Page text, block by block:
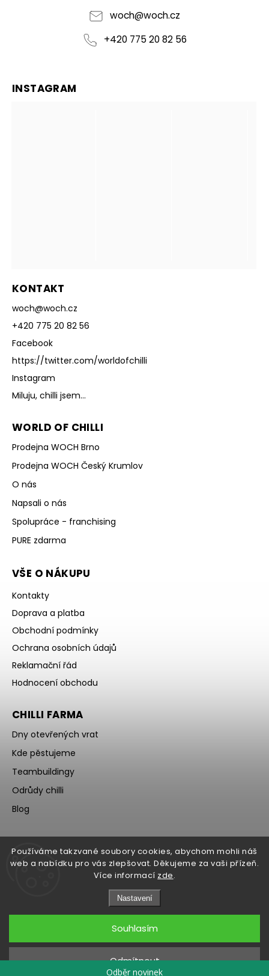
Používáme takzvané soubory cookies, abychom mohli náš
web a nabídku pro vás zlepšovat. Děkujeme za vaši přízeň.
Více informací zde.
Nastavení
Odmítnout
Souhlasím
woch@woch.cz
+420 775 20 82 56
KONTAKT
woch@woch.cz
+420 775 20 82 56
Facebook
https://twitter.com/worldofchilli
Instagram
Miluju, chilli jsem...
WORLD OF CHILLI
Prodejna WOCH Brno
Prodejna WOCH Český Krumlov
O nás
Napsali o nás
Spolupráce - franchising
PURE zdarma
VŠE O NÁKUPU
Kontakty
Doprava a platba
Obchodní podmínky
Ochrana osobních údajů
Reklamační řád
Hodnocení obchodu
CHILLI FARMA
Dny otevřených vrat
Kde pěstujeme
Teambuildingy
Odrůdy chilli
Blog
INSTAGRAM
Upravit nastavení cookies
Odběr novinek